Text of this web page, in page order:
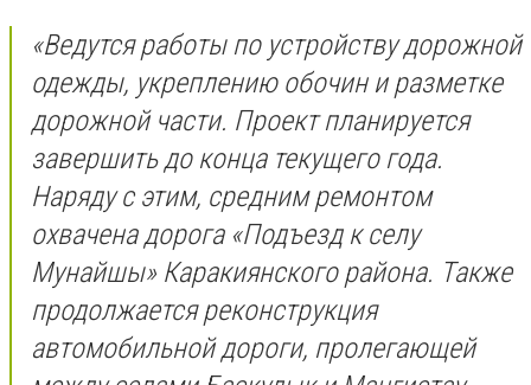
«Ведутся работы по устройству дорожной
одежды, укреплению обочин и разметке
дорожной части. Проект планируется
завершить до конца текущего года.
Наряду с этим, средним ремонтом
охвачена дорога «Подъезд к селу
Мунайшы» Каракиянского района. Также
продолжается реконструкция
автомобильной дороги, пролегающей